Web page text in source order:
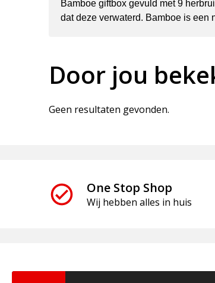
Bamboe giftbox gevuld met 9
dat deze verwaterd. Bamboe is een
Door jou
Geen resultaten gevonden.
One Stop Shop
Wij hebben alles in huis